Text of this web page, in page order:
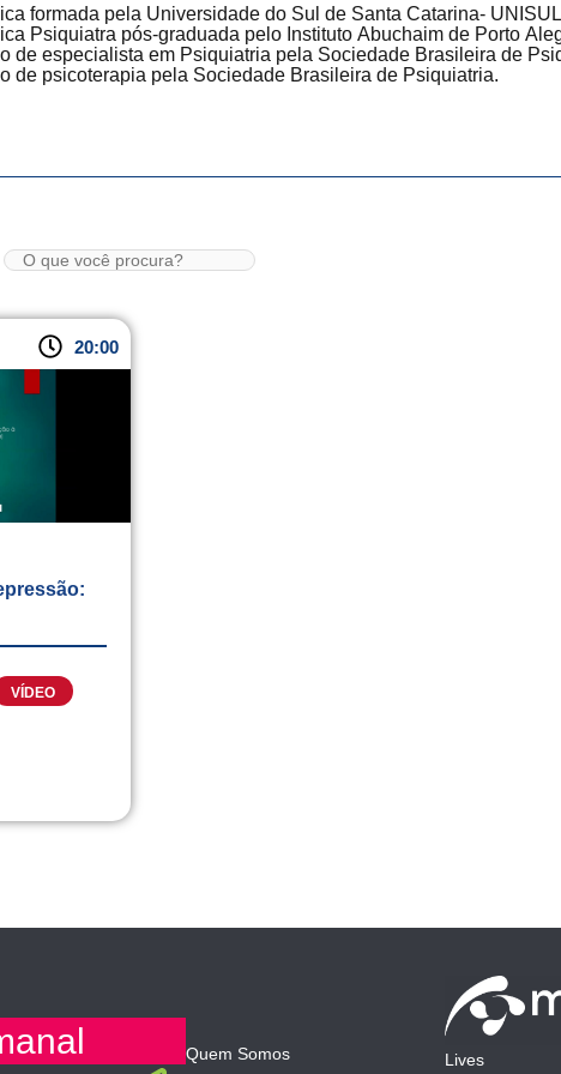
formada pela Universidade do Sul de Santa Catarina-
Psiquiatra pós-graduada pelo Instituto Abuchaim de Porto
de especialista em Psiquiatria pela Sociedade Brasileira de
de psicoterapia pela Sociedade Brasileira de Psiquiatria.
20:00
VÍDEO
Quem Somos Lives